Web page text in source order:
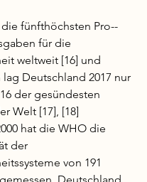
die fünfthöchsten Pro-­
für die
weltweit [16] und
Deutschland 2017 nur
der gesündesten
Welt [17], [18]
hat die WHO die
der
von 191